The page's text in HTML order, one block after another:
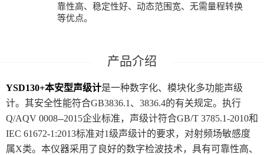
靠性高、稳定性好、动态范围宽、无需量程转换
等优点。
YSD130+本安型声级计是一种数字化、模块化多功能声级
计。其安全性能符合GB3836.1、3836.4的有关规定。执行
Q/AQV 0008--2015企业标准，声级计符合GB/T 3785.1-2010和
IEC 61672-1:2013标准对1级声级计的要求，对射频场敏感度
属X类。本仪器采用了良好的数字检波技术，具有可靠性高、